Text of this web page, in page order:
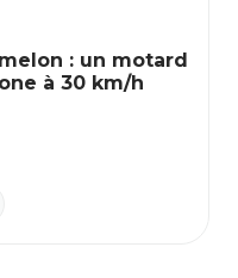
: un motard
à 30 km/h